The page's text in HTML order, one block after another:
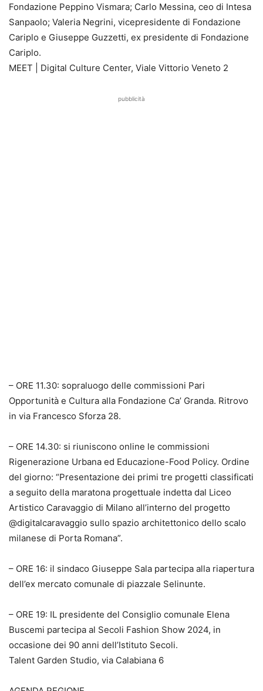
Fondazione Peppino Vismara; Carlo Messina, ceo di Intesa
Sanpaolo; Valeria Negrini, vicepresidente di Fondazione
Cariplo e Giuseppe Guzzetti, ex presidente di Fondazione
Cariplo.
MEET | Digital Culture Center, Viale Vittorio Veneto 2
pubblicità
– ORE 11.30: sopraluogo delle commissioni Pari
Opportunità e Cultura alla Fondazione Ca’ Granda. Ritrovo
in via Francesco Sforza 28.
– ORE 14.30: si riuniscono online le commissioni
Rigenerazione Urbana ed Educazione-Food Policy. Ordine
del giorno: “Presentazione dei primi tre progetti classificati
a seguito della maratona progettuale indetta dal Liceo
Artistico Caravaggio di Milano all’interno del progetto
@digitalcaravaggio sullo spazio architettonico dello scalo
milanese di Porta Romana”.
– ORE 16: il sindaco Giuseppe Sala partecipa alla riapertura
dell’ex mercato comunale di piazzale Selinunte.
– ORE 19: IL presidente del Consiglio comunale Elena
Buscemi partecipa al Secoli Fashion Show 2024, in
occasione dei 90 anni dell’Istituto Secoli.
Talent Garden Studio, via Calabiana 6